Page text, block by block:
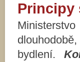
Principy
bydlení.